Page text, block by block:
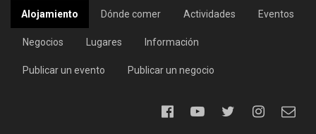
Alojamiento Dónde comer Actividades Eventos
Negocios Lugares Información
Publicar un evento Publicar un negocio